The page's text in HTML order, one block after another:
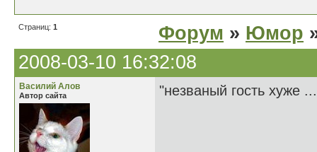
Страниц: 1 Форум » Юмор
2008-03-10 16:32:08
Василий Алов
Автор сайта "незваный гость